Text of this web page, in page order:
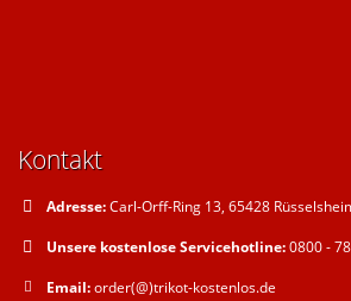
Kontakt
Adresse:Carl-Orff-Ring 13, 65428
Unsere kostenlose Servicehotline:0800 -
Email:order(@)trikot-kostenlos.de